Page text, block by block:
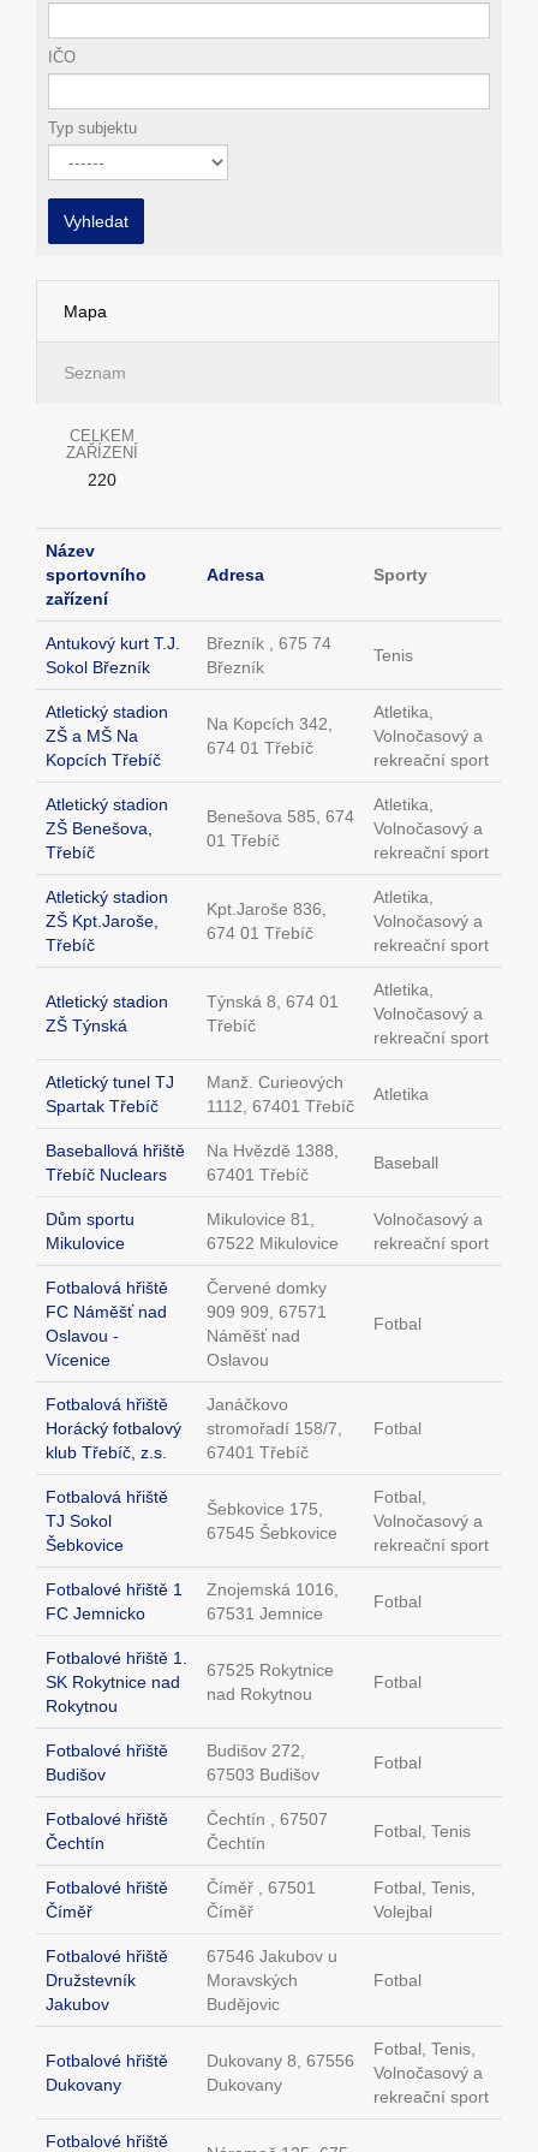
IČO
Typ subjektu
Vyhledat
Mapa
Seznam
CELKEM
ZAŘÍZENÍ
220
Název
sportovního
zařízení
Adresa Sporty
Antukový kurt T.J.
Sokol Březník
Březník , 675 74
Březník
Tenis
Atletický stadion
ZŠ a MŠ Na
Kopcích Třebíč
Na Kopcích 342,
674 01 Třebíč
Atletika,
Volnočasový a
rekreační sport
Atletický stadion
ZŠ Benešova,
Třebíč
Benešova 585, 674
01 Třebíč
Atletika,
Volnočasový a
rekreační sport
Atletický stadion
ZŠ Kpt.Jaroše,
Třebíč
Kpt.Jaroše 836,
674 01 Třebíč
Atletika,
Volnočasový a
rekreační sport
Atletický stadion
ZŠ Týnská
Týnská 8, 674 01
Třebíč
Atletika,
Volnočasový a
rekreační sport
Atletický tunel TJ
Spartak Třebíč
Manž. Curieových
1112, 67401 Třebíč
Atletika
Baseballová hřiště
Třebíč Nuclears
Na Hvězdě 1388,
67401 Třebíč
Baseball
Dům sportu
Mikulovice
Mikulovice 81,
67522 Mikulovice
Volnočasový a
rekreační sport
Fotbalová hřiště
FC Náměšť nad
Oslavou -
Vícenice
Červené domky
909 909, 67571
Náměšť nad
Oslavou
Fotbal
Fotbalová hřiště
Horácký fotbalový
klub Třebíč, z.s.
Janáčkovo
stromořadí 158/7,
67401 Třebíč
Fotbal
Fotbalová hřiště
TJ Sokol
Šebkovice
Šebkovice 175,
67545 Šebkovice
Fotbal,
Volnočasový a
rekreační sport
Fotbalové hřiště 1
FC Jemnicko
Znojemská 1016,
67531 Jemnice
Fotbal
Fotbalové hřiště 1.
SK Rokytnice nad
Rokytnou
67525 Rokytnice
nad Rokytnou
Fotbal
Fotbalové hřiště
Budišov
Budišov 272,
67503 Budišov
Fotbal
Fotbalové hřiště
Čechtín
Čechtín , 67507
Čechtín
Fotbal, Tenis
Fotbalové hřiště
Číměř
Číměř , 67501
Číměř
Fotbal, Tenis,
Volejbal
Fotbalové hřiště
Družstevník
Jakubov
67546 Jakubov u
Moravských
Budějovic
Fotbal
Fotbalové hřiště
Dukovany
Dukovany 8, 67556
Dukovany
Fotbal, Tenis,
Volnočasový a
rekreační sport
Fotbalové hřiště